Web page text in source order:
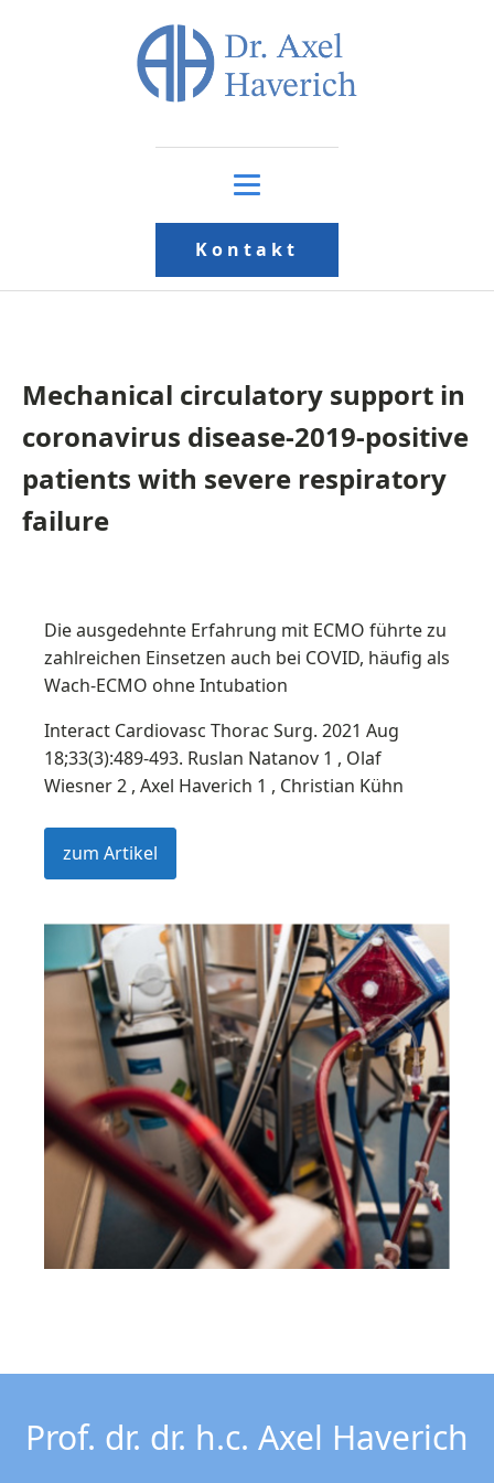
Kontakt
Mechanical circulatory support in
coronavirus disease-2019-positive
patients with severe respiratory
failure
Die ausgedehnte Erfahrung mit ECMO führte zu
zahlreichen Einsetzen auch bei COVID, häufig als
Wach-ECMO ohne Intubation
Interact Cardiovasc Thorac Surg. 2021 Aug
18;33(3):489-493. Ruslan Natanov 1 , Olaf
Wiesner 2 , Axel Haverich 1 , Christian Kühn
zum Artikel
Prof. dr. dr. h.c. Axel Haverich